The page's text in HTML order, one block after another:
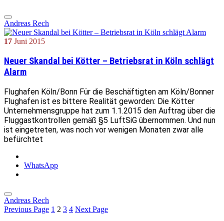
Andreas Rech
17 Juni 2015
Neuer Skandal bei Kötter – Betriebsrat in Köln schlägt
Alarm
Flughafen Köln/Bonn Für die Beschäftigten am Köln/Bonner
Flughafen ist es bittere Realität geworden: Die Kötter
Unternehmensgruppe hat zum 1.1.2015 den Auftrag über die
Fluggastkontrollen gemäß §5 LuftSiG übernommen. Und nun
ist eingetreten, was noch vor wenigen Monaten zwar alle
befürchtet
WhatsApp
Andreas Rech
Previous Page 1 2 3 4 Next Page